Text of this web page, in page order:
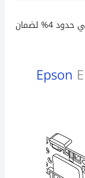
كذلك يكون اختلاف مؤشر السطوع لكل لمبة في حدود 4% لضمان
Epson